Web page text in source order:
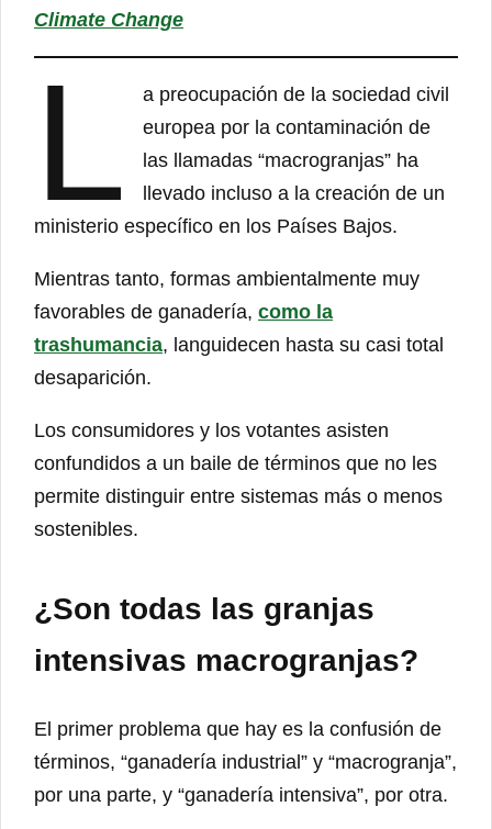
Climate Change
L
a preocupación de la sociedad civil
europea por la contaminación de
las llamadas “macrogranjas” ha
llevado incluso a la creación de un
ministerio específico en los Países Bajos.
Mientras tanto, formas ambientalmente muy
favorables de ganadería, como la
trashumancia, languidecen hasta su casi total
desaparición.
Los consumidores y los votantes asisten
confundidos a un baile de términos que no les
permite distinguir entre sistemas más o menos
sostenibles.
¿Son todas las granjas
intensivas macrogranjas?
El primer problema que hay es la confusión de
términos, “ganadería industrial” y “macrogranja”,
por una parte, y “ganadería intensiva”, por otra.